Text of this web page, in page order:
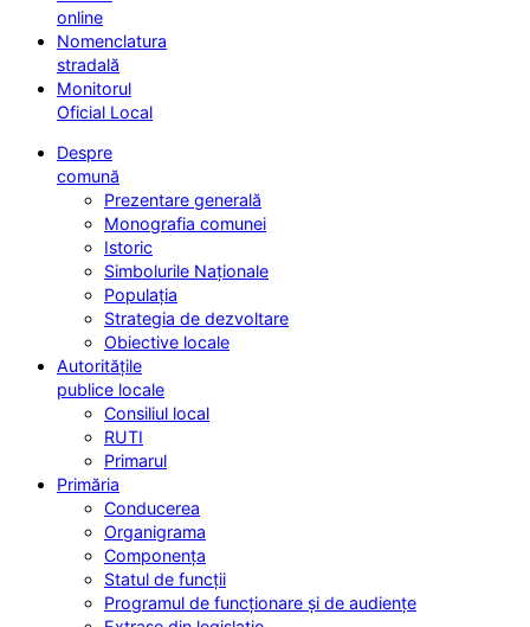
online
Nomenclatura
stradală
Monitorul
Oficial Local
Despre
comună
Prezentare generală
Monografia comunei
Istoric
Simbolurile Naționale
Populația
Strategia de dezvoltare
Obiective locale
Autoritățile
publice locale
Consiliul local
RUTI
Primarul
Primăria
Conducerea
Organigrama
Componența
Statul de funcții
Programul de funcționare și de audiențe